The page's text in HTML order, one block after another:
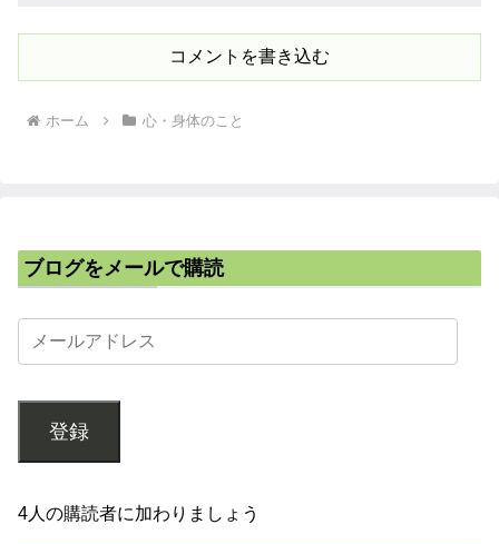
コメントを書き込む
ホーム 心・身体のこと
ブログをメールで購読
登録
4人の購読者に加わりましょう